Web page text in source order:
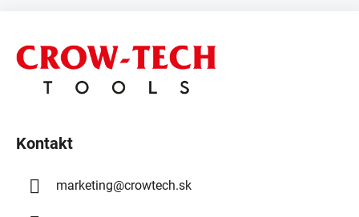
Kontakt
marketing@crowtech.sk